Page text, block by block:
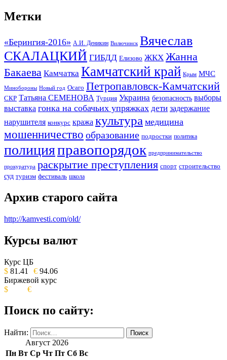
Метки
«Берингия-2016» А.И. Деникин Вилючинск Вячеслав
СКАЛАЦКИЙ ГИБДД Елизово ЖКХ Жанна
Бакаева Камчатка Камчатский край Крым МЧС
Минобороны Новый год Осаго Петропавловск-Камчатский
СКР Татьяна СЕМЕНОВА Турция Украина безопасность выборы
выставка гонка на собачьих упряжках дети задержание
нарушителя конкурс кража культура медицина
мошенничество образование подростки политика
полицияправопорядок предпринимательство
прокуратура раскрытие преступления спорт строительство
суд туризм фестиваль школа
Архив старого сайта
http://kamvesti.com/old/
ОБЩЕСТВЕННО-ПОЛИТИЧЕСКОЕ
ИЗДАНИЕ КАМЧАТСКОГО КРАЯ.
Курсы валют
Курс ЦБ
$ 81.41 € 94.06
Биржевой курс
$
€
Поиск по сайту:
Найти:
Август 2026
Пн Вт Ср Чт Пт Сб Вс